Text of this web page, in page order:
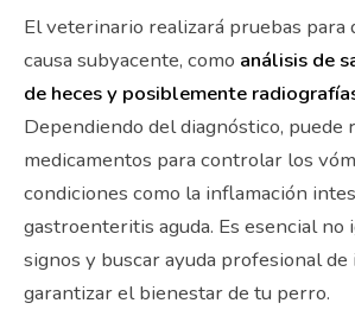
El veterinario realizará pruebas para
causa subyacente, como análisis de
de heces y posiblemente
Dependiendo del diagnóstico, puede
medicamentos para controlar los
condiciones como la inflamación
gastroenteritis aguda. Es esencial no
signos y buscar ayuda profesional de
garantizar el bienestar de tu perro.